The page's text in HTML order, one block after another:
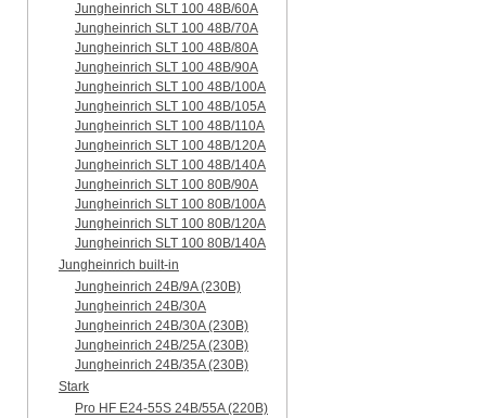
Jungheinrich SLT 100 48B/60A
Jungheinrich SLT 100 48B/70A
Jungheinrich SLT 100 48B/80A
Jungheinrich SLT 100 48B/90A
Jungheinrich SLT 100 48B/100A
Jungheinrich SLT 100 48B/105A
Jungheinrich SLT 100 48B/110A
Jungheinrich SLT 100 48B/120A
Jungheinrich SLT 100 48B/140A
Jungheinrich SLT 100 80B/90A
Jungheinrich SLT 100 80B/100A
Jungheinrich SLT 100 80B/120A
Jungheinrich SLT 100 80B/140A
Jungheinrich built-in
Jungheinrich 24B/9A (230B)
Jungheinrich 24B/30A
Jungheinrich 24B/30A (230B)
Jungheinrich 24B/25A (230B)
Jungheinrich 24B/35A (230B)
Stark
Pro HF E24-55S 24B/55A (220B)